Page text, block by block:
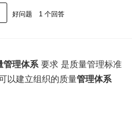
好问题 1 个回答
管理体系要求 是质量管理标准
以建立组织的质量管理体系